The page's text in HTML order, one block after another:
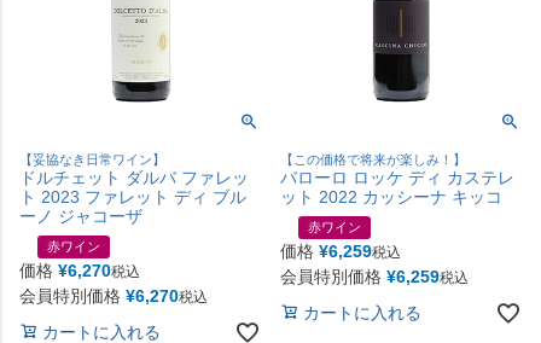
【妥協なき日常ワイン】
ドルチェット ダルバ ファレッ
ト 2023 ファレット ディ ブル
ーノ ジャコーザ
赤ワイン
価格 ¥6,270税込
会員特別価格 ¥6,270税込
カートに入れる
【この価格で将来が楽しみ！】
バローロ ロッケ ディ カステレ
ット 2022 カッシーナ キッコ
赤ワイン
価格 ¥6,259税込
会員特別価格 ¥6,259税込
カートに入れる